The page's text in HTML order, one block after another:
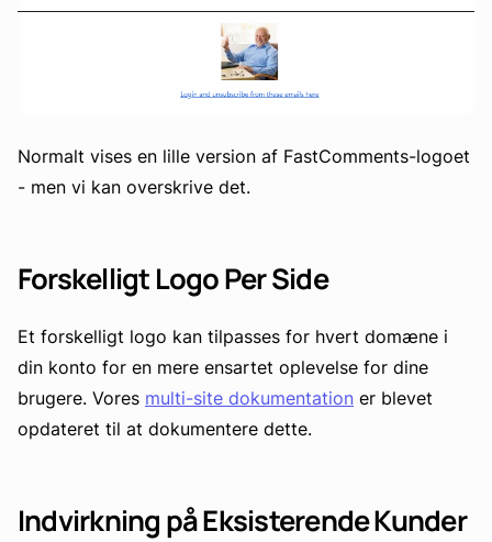
Normalt vises en lille version af FastComments-logoet
- men vi kan overskrive det.
Forskelligt Logo Per Side
Et forskelligt logo kan tilpasses for hvert domæne i
din konto for en mere ensartet oplevelse for dine
brugere. Vores multi-site dokumentation er blevet
opdateret til at dokumentere dette.
Indvirkning på Eksisterende Kunder